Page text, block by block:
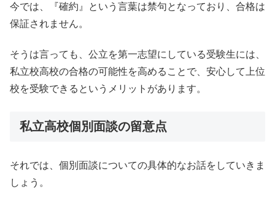
今では、『確約』という言葉は禁句となっており、合格は
保証されません。
そうは言っても、公立を第一志望にしている受験生には、
私立校高校の合格の可能性を高めることで、安心して上位
校を受験できるというメリットがあります。
私立高校個別面談の留意点
それでは、個別面談についての具体的なお話をしていきま
しょう。